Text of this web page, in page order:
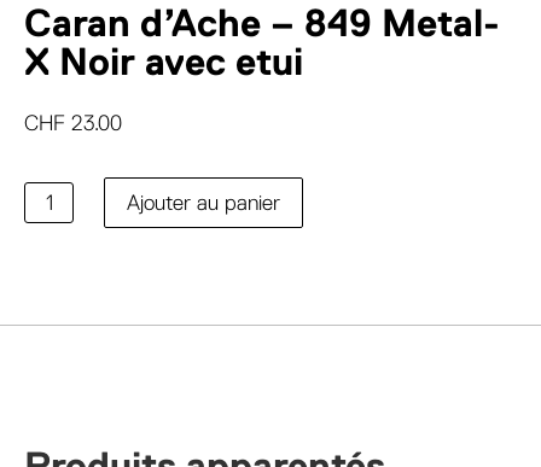
Caran d’Ache – 849 Metal-
X Noir avec etui
CHF 23.00
quantité
X
Ajouter au panier